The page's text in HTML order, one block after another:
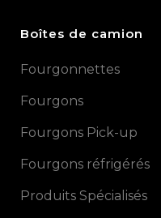
Boîtes de camion
Fourgonnettes
Fourgons
Fourgons Pick-up
Fourgons réfrigérés
Produits Spécialisés